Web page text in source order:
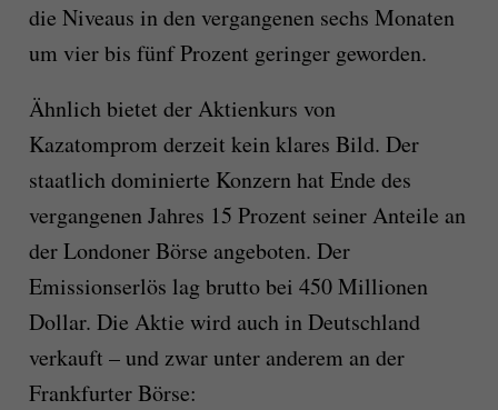
die Niveaus in den vergangenen sechs Monaten
um vier bis fünf Prozent geringer geworden.
Ähnlich bietet der Aktienkurs von
Kazatomprom derzeit kein klares Bild. Der
staatlich dominierte Konzern hat Ende des
vergangenen Jahres 15 Prozent seiner Anteile an
der Londoner Börse angeboten. Der
Emissionserlös lag brutto bei 450 Millionen
Dollar. Die Aktie wird auch in Deutschland
verkauft – und zwar unter anderem an der
Frankfurter Börse: